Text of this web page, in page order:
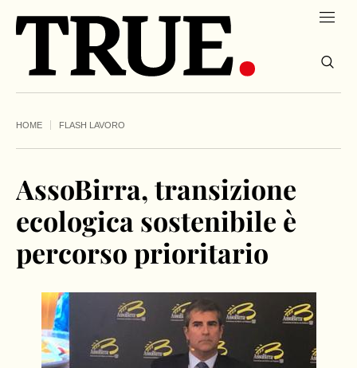
HOME FLASH LAVORO
AssoBirra, transizione
ecologica sostenibile è
percorso prioritario